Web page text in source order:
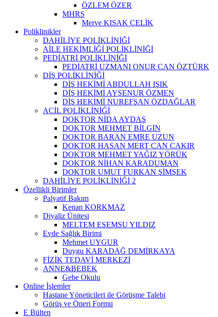
ÖZLEM ÖZER
MHRS
Merve KISAK ÇELİK
Poliklinikler
DAHİLİYE POLİKLİNİĞİ
AİLE HEKİMLİĞİ POLİKLİNİĞİ
PEDİATRİ POLİKLİNİĞİ
PEDİATRİ UZMANI ONUR CAN ÖZTÜRK
DİŞ POLİKLİNİĞİ
DİŞ HEKİMİ ABDULLAH IŞIK
DİŞ HEKİMİ AYŞENUR ÖZMEN
DİŞ HEKİMİ NUREFŞAN ÖZDAĞLAR
ACİL POLİKLİNİĞİ
DOKTOR NİDA AYDAŞ
DOKTOR MEHMET BİLGİN
DOKTOR BARAN EMRE UZUN
DOKTOR HASAN MERT CAN ÇAKIR
DOKTOR MEHMET YAĞIZ YÖRÜK
DOKTOR NİHAN KARADUMAN
DOKTOR UMUT FURKAN ŞİMŞEK
DAHİLİYE POLİKLİNİĞİ 2
Özellikli Birimler
Palyatif Bakım
Kenan KORKMAZ
Diyaliz Ünitesi
MELTEM EŞEMSU YILDIZ
Evde Sağlık Birimi
Mehmet UYGUR
Duygu KARADAĞ DEMİRKAYA
FİZİK TEDAVİ MERKEZİ
ANNE&BEBEK
Gebe Okulu
Online İşlemler
Hastane Yöneticileri ile Görüşme Talebi
Görüş ve Öneri Formu
E Bülten